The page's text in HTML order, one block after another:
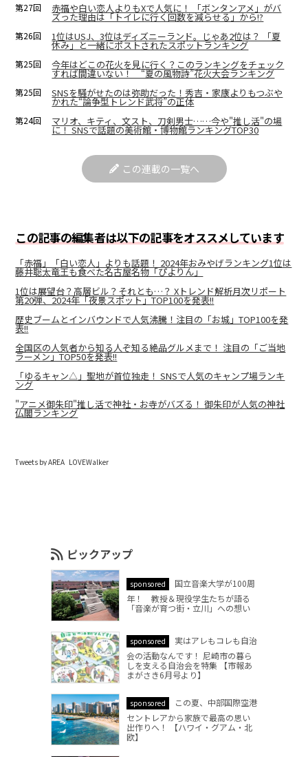
第27回 赤福や白い恋人よりもXで人気に！ 「ボンタンアメ」がバ
ズった理由は「トイレに行く回数を減らせる」から!?
第26回 1位はUSJ、3位はディズニーランド。じゃあ2位は？ 「夏
休み」と一緒にポストされたスポットランキング
第25回 今年はどこの花火を見に行く？このランキングをチェック
すれば間違いない！ “夏の風物詩”花火大会ランキング
第25回 SNSを騒がせたのは弥助だった！秀吉・家康よりもつぶや
かれた“論争型トレンド武将”の正体
第24回 マリオ、キティ、文スト、刀剣男士……今や"推し活"の場
に！ SNSで話題の美術館・博物館ランキングTOP30
この連載の一覧へ
この記事の編集者は以下の記事をオススメしています
「赤福」「白い恋人」よりも話題！ 2024年おみやげランキング1位は
藤井聡太竜王も食べた名古屋名物「ぴよりん」
1位は展望台？高層ビル？それとも…？ Xトレンド解析月次リポート
第20弾、2024年「夜景スポット」TOP100を発表!!
歴史ブームとインバウンドで人気沸騰！注目の「お城」TOP100を発
表!!
全国区の人気者から知る人ぞ知る絶品グルメまで！ 注目の「ご当地
ラーメン」TOP50を発表!!
「ゆるキャン△」聖地が首位独走！ SNSで人気のキャンプ場ランキ
ング
"アニメ御朱印"推し活で神社・お寺がバズる！ 御朱印が人気の神社
仏閣ランキング
Tweets by AREA_LOVEWalker
ピックアップ
sponsored
国立音楽大学が100周
年！ 教授＆現役学生たちが語る
「音楽が育つ街・立川」への想い
sponsored
実はアレもコレも自治
会の活動なんです！ 尼崎市の暮ら
しを支える自治会を特集 【市報あ
まがさき6月号より】
sponsored
この夏、中部国際空港
セントレアから家族で最高の思い
出作りへ！ 【ハワイ・グアム・北
欧】